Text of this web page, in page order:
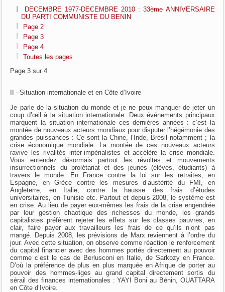
DECEMBRE 1977-DECEMBRE 2010 : 33ème ANNIVERSAIRE
DU PARTI COMMUNISTE DU BENIN
Page 2
Page 3
Page 4
Toutes les pages
Page 3 sur 4
II –Situation internationale et en Côte d’Ivoire
Je parle de la situation du monde et je ne peux manquer de jeter un
coup d’œil à la situation internationale. Deux événements principaux
marquent la situation internationale ces dernières années : c’est la
montée de nouveaux acteurs mondiaux pour disputer l’hégémonie des
grandes puissances : Ce sont la Chine, l’Inde, Brésil notamment ; la
crise économique mondiale. La montée de ces nouveaux acteurs
ravive les rivalités inter-impérialistes et accélère la crise mondiale.
Vous entendez désormais partout les révoltes et mouvements
insurrectionnels du prolétariat et des jeunes (élèves, étudiants) à
travers le monde. En France contre la loi sur les retraites, en
Espagne, en Grèce contre les mesures d’austérité du FMI, en
Angleterre, en Italie, contre la hausse des frais d’études
universitaires, en Tunisie etc. Partout et depuis 2008, le système est
en crise. Au lieu de payer eux-mêmes les frais de la crise engendrée
par leur gestion chaotique des richesses du monde, les grands
capitalistes préfèrent rejeter les effets sur les classes pauvres, en
clair, faire payer aux travailleurs les frais de ce qu’ils n’ont pas
mangé. Depuis 2008, les prévisions de Marx reviennent à l’ordre du
jour. Avec cette situation, on observe comme réaction le renforcement
du capital financier avec des hommes portés directement au pouvoir
comme c’est le cas de Berlusconi en Italie, de Sarkozy en France.
D’où la préférence de plus en plus marquée en Afrique de porter au
pouvoir des hommes-liges au grand capital directement sortis du
sérail des finances internationales : YAYI Boni au Bénin, OUATTARA
en Côte d’Ivoire.